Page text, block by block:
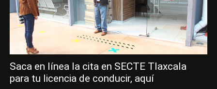
Saca en línea la cita en SECTE Tlaxcala
para tu licencia de conducir, aquí